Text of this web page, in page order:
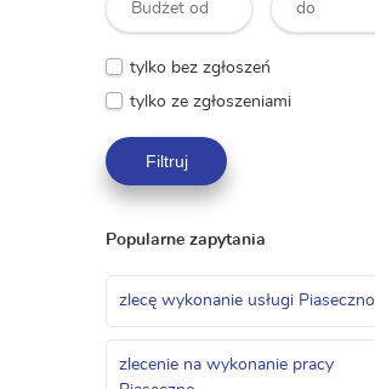
tylko bez zgłoszeń
tylko ze zgłoszeniami
Filtruj
Popularne zapytania
zlecę wykonanie usługi Piaseczno
zlecenie na wykonanie pracy